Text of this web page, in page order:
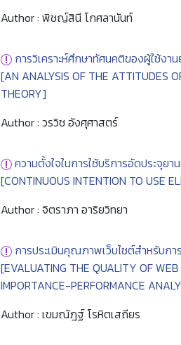
Author : พิชญ์สินี โกศลานันท์
การวิเคราะห์ศึกษาทัศนคติของผู้ใช้ง
[AN ANALYSIS OF THE ATTITUDES
THEORY]
Author : วรวิช อังศุศาสตร์
ความตั้งใจในการใช้บริการอัดประจุ
[CONTINUOUS INTENTION TO USE
Author : จิตราภา อาริยวิทยา
การประเมินคุณภาพเว็บไซต์สำหรับก
[EVALUATING THE QUALITY OF
IMPORTANCE-PERFORMANCE
Author : เขมณัฎฐ์ โรหิตเสถียร